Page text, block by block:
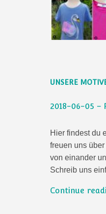
UNSERE
2018-06-05 –
Hier findest du
freuen uns
von einander
Schreib uns
Continue